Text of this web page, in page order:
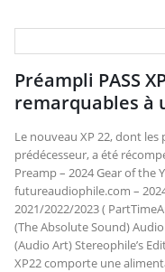
Préampli PASS
remarquables à
Le nouveau XP 22, dont
prédécesseur, a été
Preamp – 2024 Gear of the
futureaudiophile.com –
2021/2022/2023 (
(The Absolute Sound)
(Audio Art) Stereophile’s
XP22 comporte une